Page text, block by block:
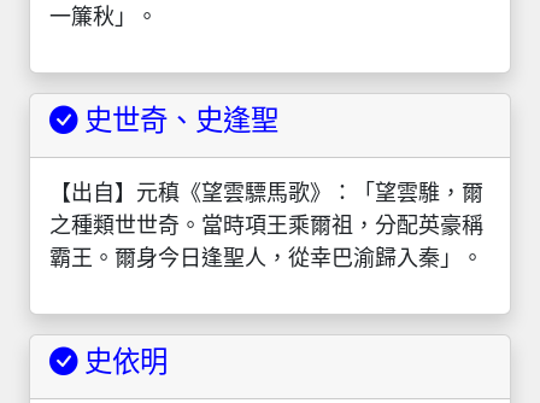
一簾秋」。
史世奇、史逢聖
【出自】元稹《望雲驃馬歌》：「望雲騅，爾
之種類世世奇。當時項王乘爾祖，分配英豪稱
霸王。爾身今日逢聖人，從幸巴渝歸入秦」。
史依明